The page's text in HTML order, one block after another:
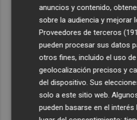
anuncios y contenido,
sobre la audiencia y mejorar
Proveedores de terceros
pueden procesar sus datos
otros fines, incluido el uso
geolocalización precisos y
del dispositivo. Sus
solo a este sitio web.
pueden basarse en el interés